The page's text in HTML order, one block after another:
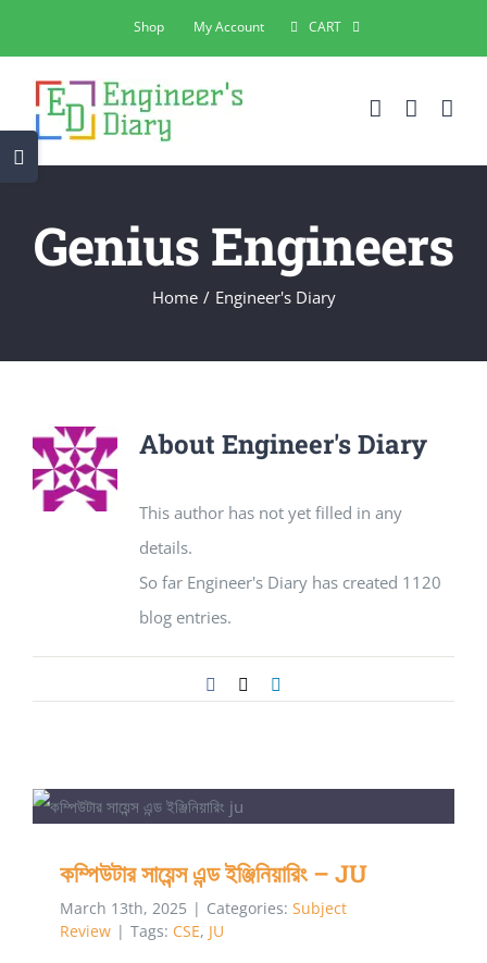
to
content
Shop My Account CART
Genius Engineers
Home Engineer's Diary
About Engineer's Diary
This author has not yet filled in any
details.
So far Engineer's Diary has created 1120
blog entries.
Facebook
কম্পিউটার সায়েন্স এন্ড ইঞ্জিনিয়ারিং – JU
March 13th, 2025 | Categories: Subject
Review | Tags: CSE, JU
Toggle
Sliding